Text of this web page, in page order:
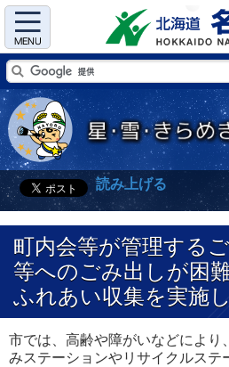
Menu
読み上げる
町内会等が管理する
等へのごみ出しが困
ふれあい収集を実施
市では、高齢や障がいなどにより
みステーションやリサイクルステ